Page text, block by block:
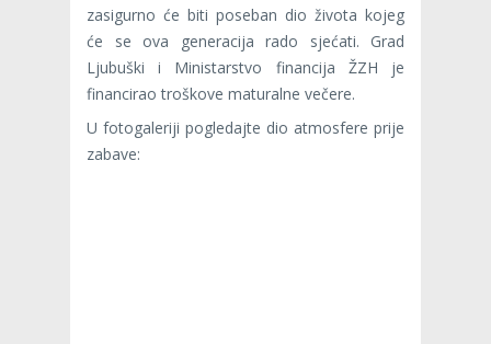
zasigurno će biti poseban dio života kojeg
će se ova generacija rado sjećati. Grad
Ljubuški i Ministarstvo financija ŽZH je
financirao troškove maturalne večere.
U fotogaleriji pogledajte dio atmosfere prije
zabave: